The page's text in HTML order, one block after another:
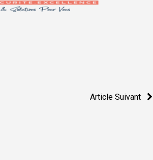
Article Suivant